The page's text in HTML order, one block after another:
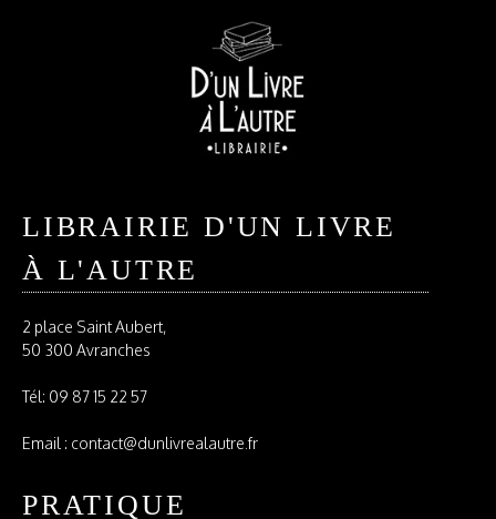
LIBRAIRIE D'UN LIVRE
À L'AUTRE
2 place Saint Aubert,
50 300 Avranches
Tél: 09 87 15 22 57
Email : contact@dunlivrealautre.fr
PRATIQUE